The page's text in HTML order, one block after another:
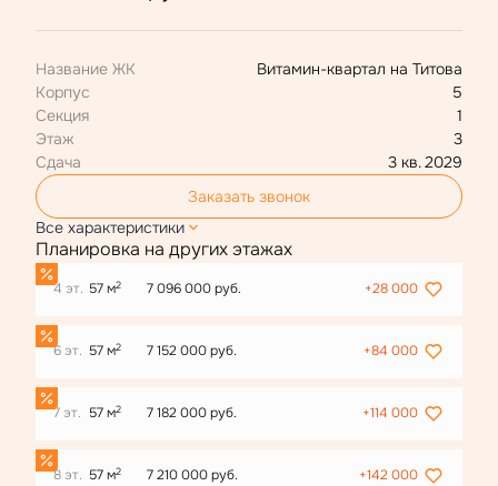
Название ЖК
Витамин-квартал на Титова
Корпус
5
Секция
1
Этаж
3
Сдача
3 кв. 2029
Заказать звонок
Все характеристики
Планировка на других этажах
4 эт. 57 м2 7 096 000 руб. +28 000
6 эт. 57 м2 7 152 000 руб. +84 000
7 эт. 57 м2 7 182 000 руб. +114 000
8 эт. 57 м2 7 210 000 руб. +142 000